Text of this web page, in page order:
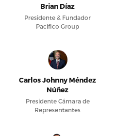
Brian Díaz
Presidente & Fundador
Pacifico Group
Carlos Johnny Méndez
Núñez
Presidente Cámara de
Representantes